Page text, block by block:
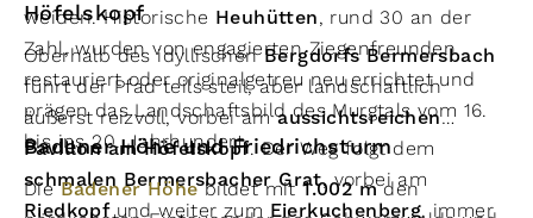
weiden. Historische Heuhütten, rund 30 an der
Zahl, wurden von engagierten Ziegenfreunden
restauriert oder originalgetreu neu errichtet und
prägen das Landschaftsbild des Murgtals vom 16.
bis ins 20. Jahrhundert.
Höfelskopf
Oberhalb des idyllischenBergdorfs Bermersbach
führt der Pfad teils steil, aber landschaftlich
äußerst reizvoll, vorbei amaussichtsreichen
Pavillon am Höfelskopf. Der Weg folgt dem
schmalen Bermersbacher Grat, vorbei am
Riedkopfund weiter zum Eierkuchenberg, immer
Badener Höhe und Friedrichsturm
DieBadener Höhebildet mit1.002 mden